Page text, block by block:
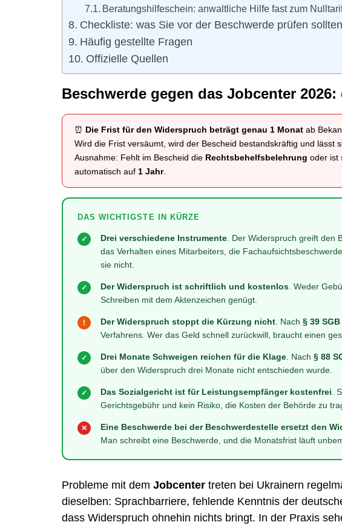
Beratungshilfeschein: anwaltliche Hilfe fast zum
Checkliste: was Sie vor der Beschwerde prüfen sollten
Häufig gestellte Fragen
Offizielle Quellen
Beschwerde gegen das Jobcenter
⏰ Die Frist für den Widerspruch beträgt genau 1 Monat ab
Wird die Frist versäumt, wird der Bescheid bestandskräftig und lässt
Ausnahme: Fehlt im Bescheid die Rechtsbehelfsbelehrung oder ist
automatisch auf 1 Jahr.
DAS WICHTIGSTE IN KÜRZE
✓ Drei verschiedene Instrumente. Der Widerspruch greift den
das Verhalten eines Mitarbeiters, die
sie nicht.
✓ Der Widerspruch ist schriftlich und kostenlos. Weder
Schreiben mit dem Aktenzeichen genügt.
! Der Widerspruch stoppt die Kürzung nicht. Nach § 39 SGB
Verfahrens. Wer das Geld schnell zurückwill, braucht einen
✓ Drei Monate Schweigen reichen für die Klage. Nach § 88
über den Widerspruch drei Monate nicht entschieden wurde.
✓ Das Sozialgericht ist für Leistungsempfänger kostenfrei.
Gerichtsgebühr und kein Risiko, die Kosten der Behörde zu
✕ Eine Beschwerde bei der Beschwerdestelle ersetzt den
Man schreibt eine Beschwerde, und die Monatsfrist läuft
Probleme mit dem Jobcenter treten bei Ukrainern
dieselben: Sprachbarriere, fehlende Kenntnis der
dass Widerspruch ohnehin nichts bringt. In der Praxis